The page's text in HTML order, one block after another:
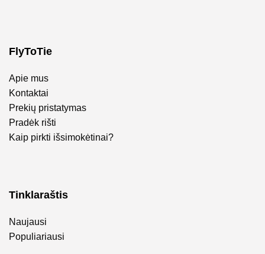
FlyToTie
Apie mus
Kontaktai
Prekių pristatymas
Pradėk rišti
Kaip pirkti išsimokėtinai?
Tinklaraštis
Naujausi
Populiariausi